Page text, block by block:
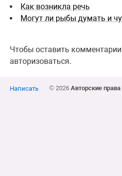
Как возникла речь
Могут ли рыбы думать и
Чтобы оставить
авторизоваться.
Написать © 2026 Авторские права